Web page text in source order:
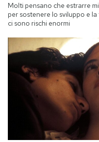
Molti pensano che estrarre
per sostenere lo sviluppo e
ci sono rischi enormi